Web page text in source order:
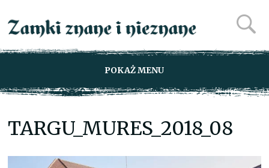
POKAŻ MENU
TARGU_MURES_2018_08